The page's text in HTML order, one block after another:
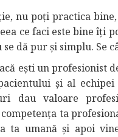
nu poți practica
ce faci este bine îți
dă pur și simplu. Se
eşti un profesionist
şi al
dau valoare
ta
ta umană şi apoi